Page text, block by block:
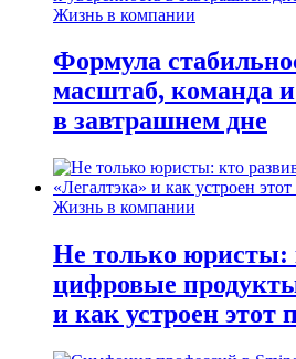
Жизнь в компании
Формула
масштаб, команда
в завтрашнем дне
Жизнь в компании
Не только юристы:
цифровые
и как устроен этот